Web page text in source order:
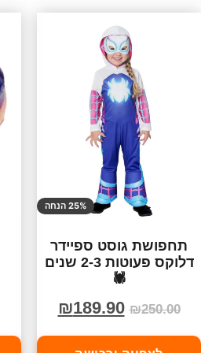
25% הנחה
תחפושת גוסט ספיידר
דלוקס פעוטות 2-3 שנים
🕷️
₪250.00
₪189.90